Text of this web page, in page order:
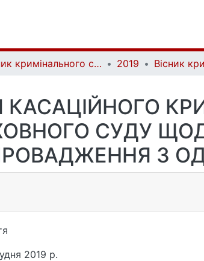
Вісник кримінального судочинства | Herald of criminal justice 2019
СУДУ
З
2019 р.